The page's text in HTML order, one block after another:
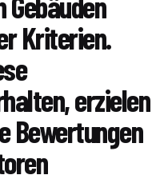
Kriterien.
erzielen
Bewertungen